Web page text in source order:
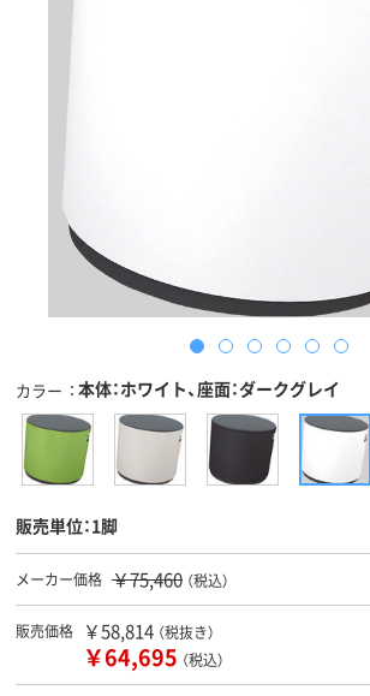
カラー 本体：ホワイト、座面：ダークグレイ
販売単位：1脚
メーカー価格 ￥75,460 （税込）
販売価格 ￥58,814 （税抜き）
￥64,695 （税込）